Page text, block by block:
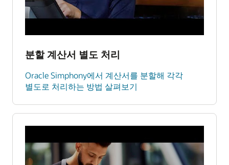
분할 계산서 별도 처리
Oracle Simphony에서 계산서를 분할해 각각
별도로 처리하는 방법 살펴보기